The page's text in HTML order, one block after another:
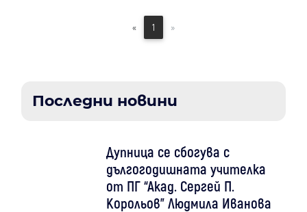
« 1 »
Последни новини
Дупница се сбогува с
дългогодишната учителка
от ПГ “Акад. Сергей П.
Корольов" Людмила Иванова